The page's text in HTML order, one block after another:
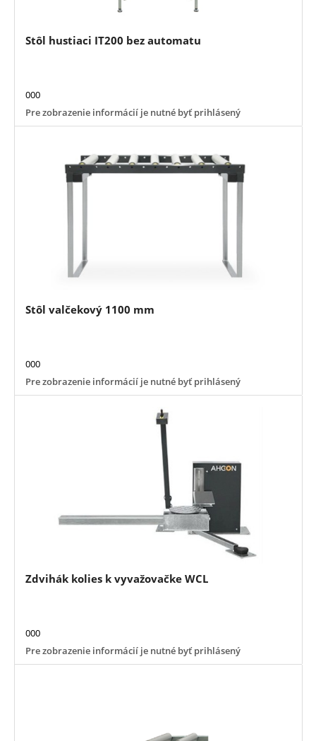
Stôl hustiaci IT200 bez automatu
000
Pre zobrazenie informácií je nutné byť prihlásený
Stôl valčekový 1100 mm
000
Pre zobrazenie informácií je nutné byť prihlásený
Zdvihák kolies k vyvažovačke WCL
000
Pre zobrazenie informácií je nutné byť prihlásený